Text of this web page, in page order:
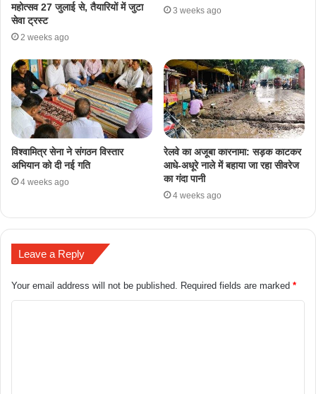
महोत्सव 27 जुलाई से, तैयारियों में जुटा
सेवा ट्रस्ट
2 weeks ago
3 weeks ago
​विश्वामित्र सेना ने संगठन विस्तार
अभियान को दी नई गति
4 weeks ago
रेलवे का अजूबा कारनामा: सड़क काटकर
आधे-अधूरे नाले में बहाया जा रहा सीवरेज
का गंदा पानी
4 weeks ago
Leave a Reply
Your email address will not be published. Required fields are marked *